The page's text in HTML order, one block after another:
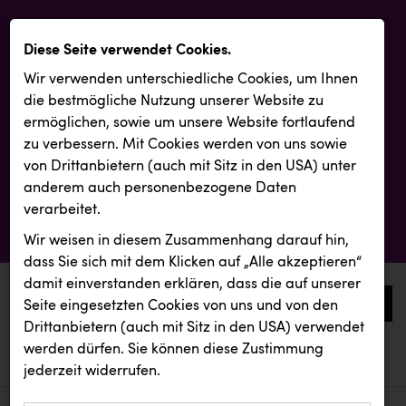
0
aktuelle aussendungen
aktuelle aussendungen
Diese Seite verwendet Cookies.
Wir verwenden unterschiedliche Cookies, um Ihnen
die best­mögliche Nutzung unserer Website zu
ermöglichen, sowie um unsere Website fortlaufend
zu verbessern. Mit Cookies werden von uns sowie
von Drittanbietern (auch mit Sitz in den USA) unter
anderem auch personenbezogene Daten
verarbeitet.
Wir weisen in diesem Zusammenhang darauf hin,
dass Sie sich mit dem Klicken auf „Alle akzeptieren“
damit ein­ver­standen erklären, dass die auf unserer
Seite eingesetzten Cookies von uns und von den
Drittanbietern (auch mit Sitz in den USA) verwendet
werden dürfen. Sie können diese Zustimmung
jederzeit widerrufen.